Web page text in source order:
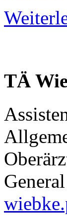
TÄ